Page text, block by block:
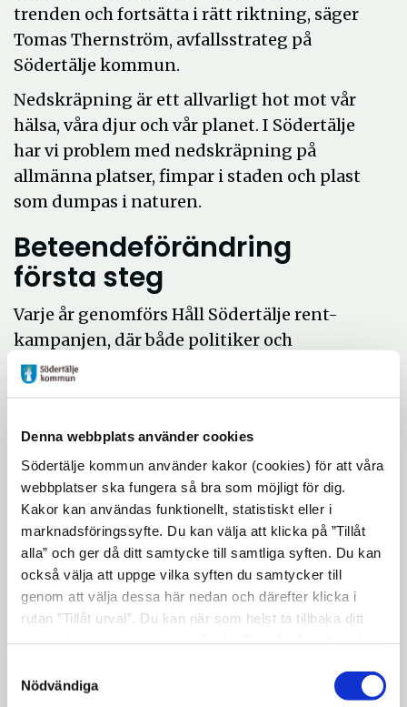
Denna webbplats använder cookies
Södertälje kommun använder kakor (cookies) för att våra
webbplatser ska fungera så bra som möjligt för dig.
Kakor kan användas funktionellt, statistiskt eller i
marknadsföringssyfte. Du kan välja att klicka på ”Tillåt
alla” och ger då ditt samtycke till samtliga syften. Du kan
också välja att uppge vilka syften du samtycker till
genom att välja dessa här nedan och därefter klicka i
rutan ”Tillåt urval”. Du kan när som helst ta tillbaka ditt
"Visa detaljer" kan du läsa om hur kakorna används och
Nödvändiga
trenden och fortsätta i rätt riktning, säger
Tomas Thernström, avfallsstrateg på
Södertälje kommun.
Nedskräpning är ett allvarligt hot mot vår
hälsa, våra djur och vår planet. I Södertälje
har vi problem med nedskräpning på
allmänna platser, fimpar i staden och plast
som dumpas i naturen.
Beteendeförändring
första steg
Varje år genomförs Håll Södertälje rent-
kampanjen, där både politiker och
skolklasser plockar skräp för att sätta ljuset
på vikten av att hålla rent i staden.
fimparna från stadens gator. Fimpar på
marken slinker lätt ner i dagvattenbrunnar
och vidare ut i havet. Fimparna, som
innehåller en slags plast, är farliga för
naturen och bryts heller aldrig ner. Fimpar
innehåller bland annat kadmium som också
finns i batterier.
För att få till en förändring måste vi börja
skräpa ner.